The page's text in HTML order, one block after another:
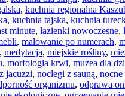
, kuchnia regionalna
, kuchnia tajska, kuchnia
minute, łazienki nowoczesne,
, malowanie po numerach,
, medytacja, miejskie rośliny,
, morfologia krwi, muzea dla
jacuzzi, noclegi z sauną, nocne
organizmu, odprawa